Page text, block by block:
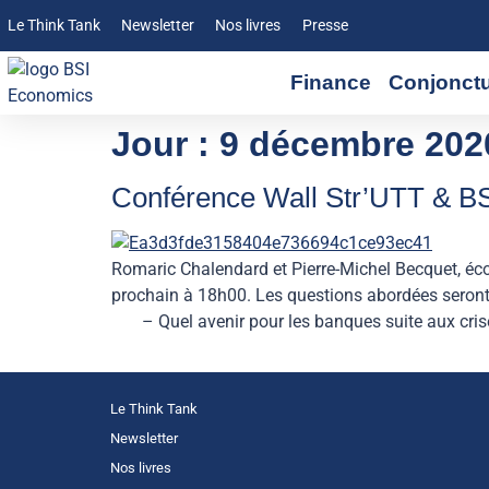
Le Think Tank Newsletter Nos livres Presse
Finance
Jour : 9 décembre
Conférence Wall Str’UTT &
Romaric Chalendard et Pierre-Michel Becquet,
prochain à 18h00. Les questions abordées
– Quel avenir pour les banques suite aux
Le Think Tank
Newsletter
Nos livres